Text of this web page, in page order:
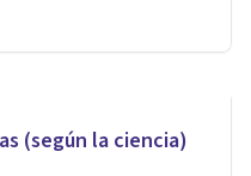
(según la ciencia)